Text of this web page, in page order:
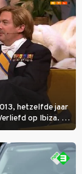
hetzelfde jaar
op Ibiza. In
weten van het